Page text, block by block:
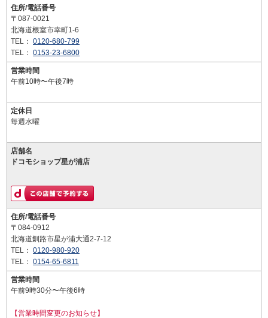
住所/電話番号
〒087-0021
北海道根室市幸町1-6
TEL： 0120-680-799
TEL： 0153-23-6800
営業時間
午前10時〜午後7時
定休日
毎週水曜
店舗名
ドコモショップ星が浦店
住所/電話番号
〒084-0912
北海道釧路市星が浦大通2-7-12
TEL： 0120-980-920
TEL： 0154-65-6811
営業時間
午前9時30分〜午後6時
【営業時間変更のお知らせ】